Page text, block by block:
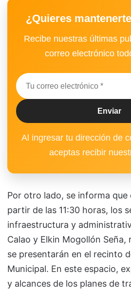
¿Quieres
Recibe nuestras últimas
correo electrónico
Al ingresar tu dirección de
aceptas recibir
Por otro lado, se informa que
partir de las 11:30 horas, los
infraestructura y
Calao y Elkin Mogollón Seña,
se presentarán en el recinto
Municipal. En este espacio,
y alcances de los planes de